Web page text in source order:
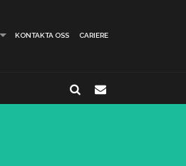
KONTAKTA OSS CARIERE